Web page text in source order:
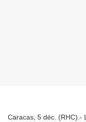
Caracas, 5 déc. (RHC).-